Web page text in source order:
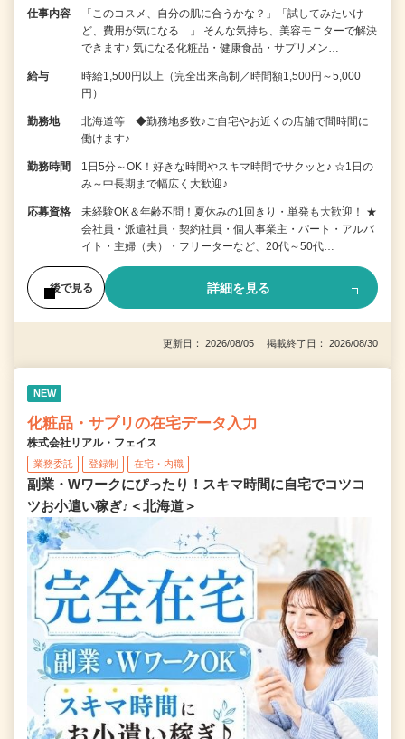
仕事内容
「このコスメ、自分の肌に合うかな？」「試してみたいけ
ど、費用が気になる…」 そんな気持ち、美容モニターで解決
できます♪ 気になる化粧品・健康食品・サプリメン…
給与
時給1,500円以上（完全出来高制／時間額1,500円～5,000
円）
勤務地
北海道等 ◆勤務地多数♪ご自宅やお近くの店舗で間時間に
働けます♪
勤務時間
1日5分～OK！好きな時間やスキマ時間でサクッと♪ ☆1日の
み～中長期まで幅広く大歓迎♪…
応募資格
未経験OK＆年齢不問！夏休みの1回きり・単発も大歓迎！ ★
会社員・派遣社員・契約社員・個人事業主・パート・アルバ
イト・主婦（夫）・フリーターなど、20代～50代…
後で見る 詳細を見る
更新日： 2026/08/05 掲載終了日： 2026/08/30
NEW
化粧品・サプリの在宅データ入力
株式会社リアル・フェイス
業務委託 登録制 在宅・内職
副業・Wワークにぴったり！スキマ時間に自宅でコツコ
ツお小遣い稼ぎ♪＜北海道＞